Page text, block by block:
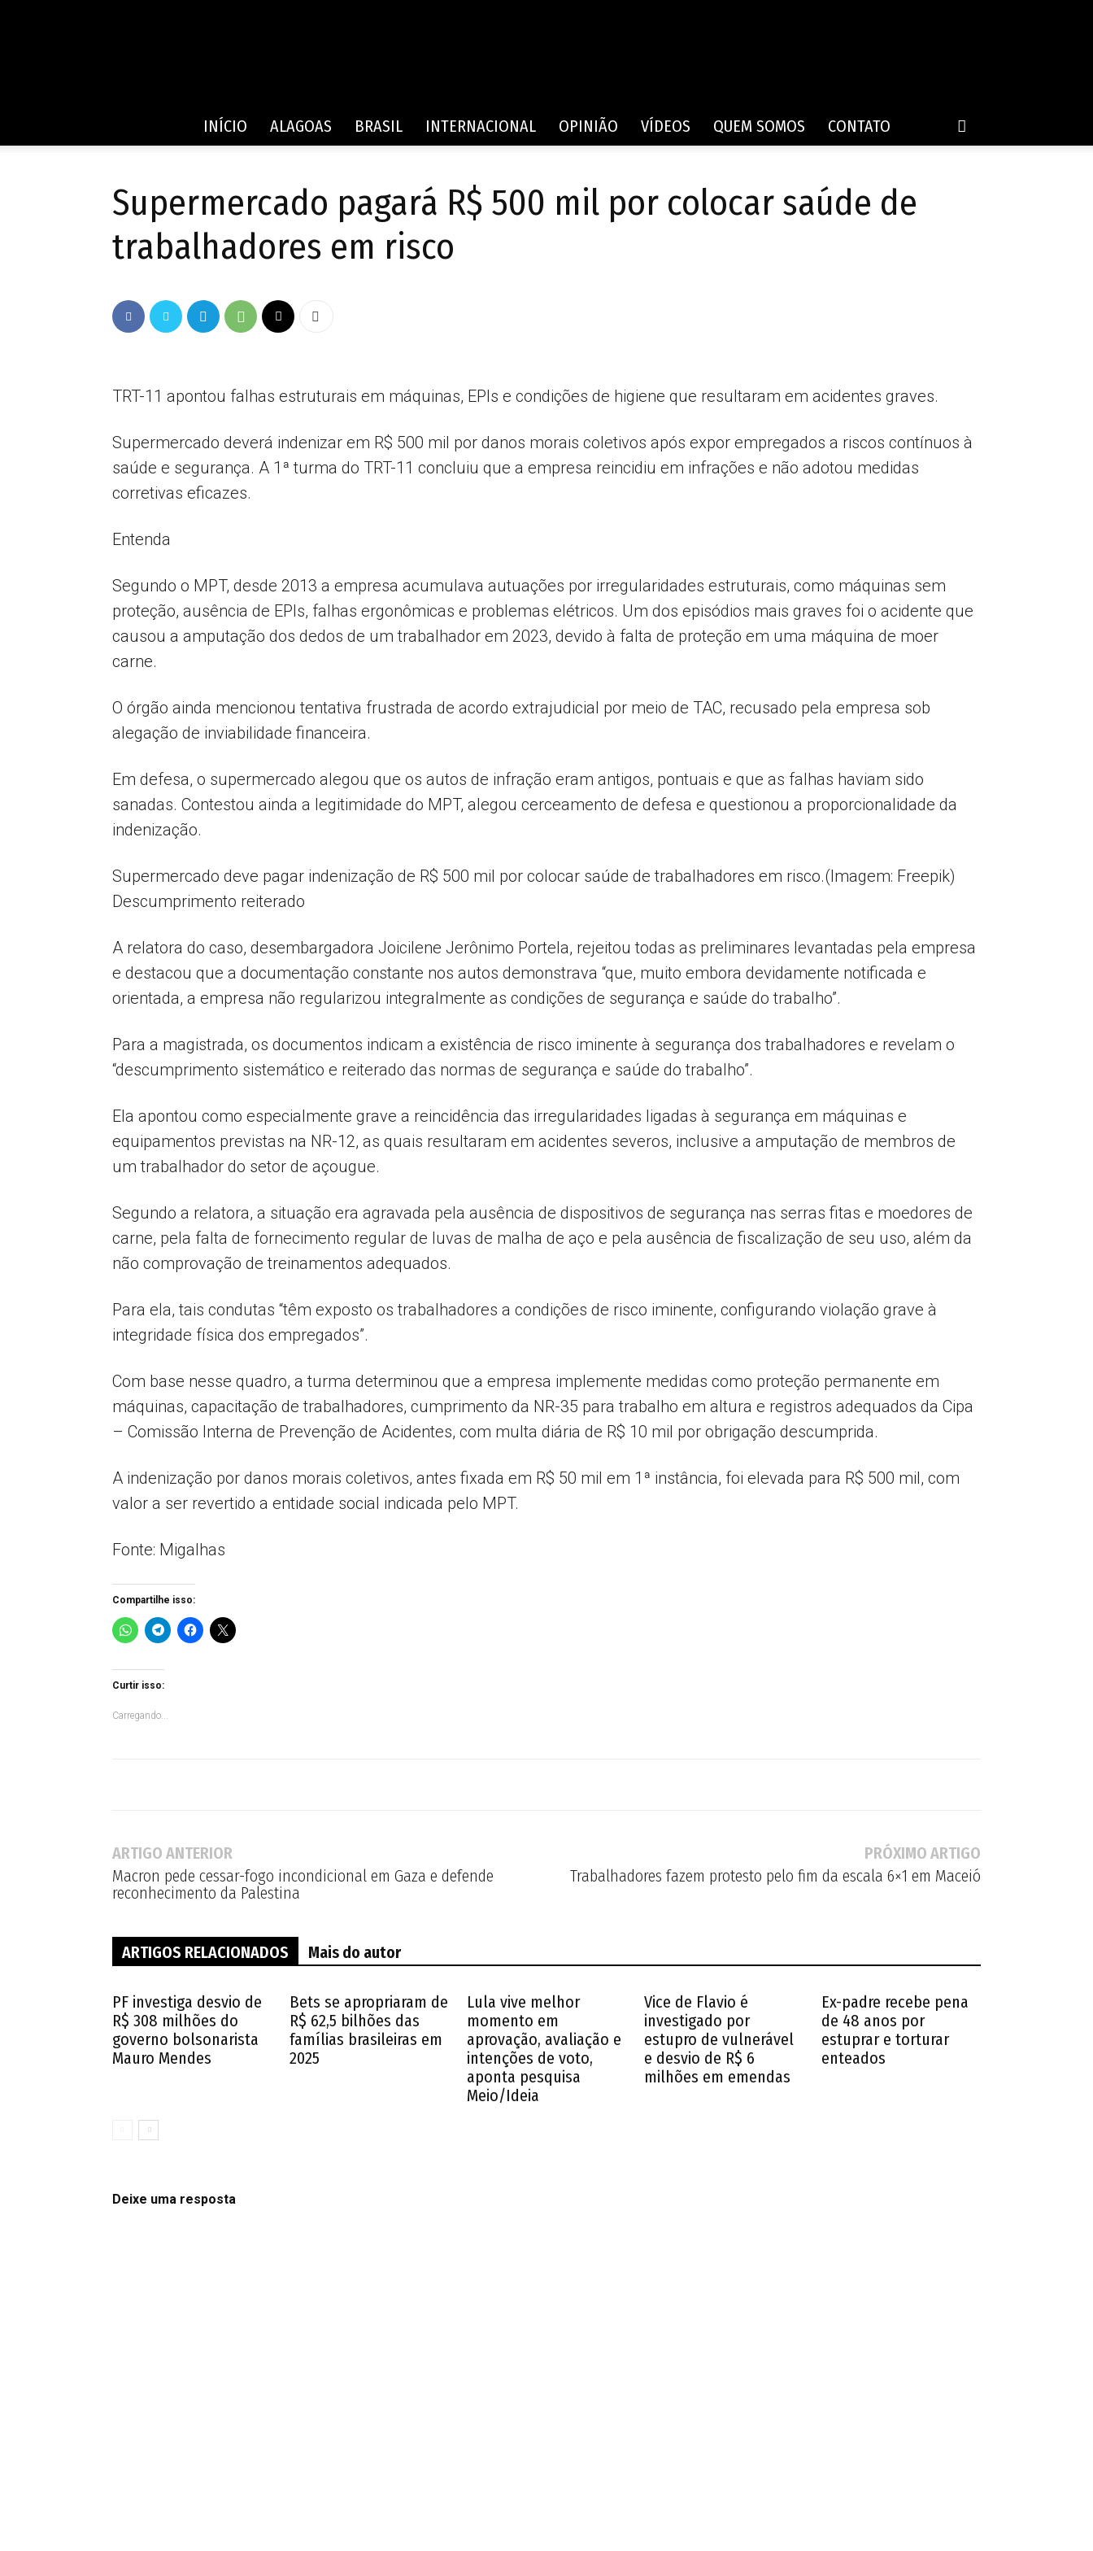
de
AL
INÍCIO ALAGOAS BRASIL INTERNACIONAL OPINIÃO VÍDEOS QUEM SOMOS CONTATO
Supermercado pagará R$ 500 mil por colocar saúde de
trabalhadores em risco
TRT-11 apontou falhas estruturais em máquinas, EPIs e condições de higiene que resultaram em acidentes graves.
Supermercado deverá indenizar em R$ 500 mil por danos morais coletivos após expor empregados a riscos contínuos à
saúde e segurança. A 1ª turma do TRT-11 concluiu que a empresa reincidiu em infrações e não adotou medidas
corretivas eficazes.
Entenda
Segundo o MPT, desde 2013 a empresa acumulava autuações por irregularidades estruturais, como máquinas sem
proteção, ausência de EPIs, falhas ergonômicas e problemas elétricos. Um dos episódios mais graves foi o acidente que
causou a amputação dos dedos de um trabalhador em 2023, devido à falta de proteção em uma máquina de moer
carne.
O órgão ainda mencionou tentativa frustrada de acordo extrajudicial por meio de TAC, recusado pela empresa sob
alegação de inviabilidade financeira.
Em defesa, o supermercado alegou que os autos de infração eram antigos, pontuais e que as falhas haviam sido
sanadas. Contestou ainda a legitimidade do MPT, alegou cerceamento de defesa e questionou a proporcionalidade da
indenização.
Supermercado deve pagar indenização de R$ 500 mil por colocar saúde de trabalhadores em risco.(Imagem: Freepik)
Descumprimento reiterado
A relatora do caso, desembargadora Joicilene Jerônimo Portela, rejeitou todas as preliminares levantadas pela empresa
e destacou que a documentação constante nos autos demonstrava “que, muito embora devidamente notificada e
orientada, a empresa não regularizou integralmente as condições de segurança e saúde do trabalho”.
Para a magistrada, os documentos indicam a existência de risco iminente à segurança dos trabalhadores e revelam o
“descumprimento sistemático e reiterado das normas de segurança e saúde do trabalho”.
Ela apontou como especialmente grave a reincidência das irregularidades ligadas à segurança em máquinas e
equipamentos previstas na NR-12, as quais resultaram em acidentes severos, inclusive a amputação de membros de
um trabalhador do setor de açougue.
Segundo a relatora, a situação era agravada pela ausência de dispositivos de segurança nas serras fitas e moedores de
carne, pela falta de fornecimento regular de luvas de malha de aço e pela ausência de fiscalização de seu uso, além da
não comprovação de treinamentos adequados.
Para ela, tais condutas “têm exposto os trabalhadores a condições de risco iminente, configurando violação grave à
integridade física dos empregados”.
Com base nesse quadro, a turma determinou que a empresa implemente medidas como proteção permanente em
máquinas, capacitação de trabalhadores, cumprimento da NR-35 para trabalho em altura e registros adequados da Cipa
– Comissão Interna de Prevenção de Acidentes, com multa diária de R$ 10 mil por obrigação descumprida.
A indenização por danos morais coletivos, antes fixada em R$ 50 mil em 1ª instância, foi elevada para R$ 500 mil, com
valor a ser revertido a entidade social indicada pelo MPT.
Fonte: Migalhas
Compartilhe isso:
Curtir isso:
Carregando...
ARTIGO ANTERIOR
Macron pede cessar-fogo incondicional em Gaza e defende
reconhecimento da Palestina
PRÓXIMO ARTIGO
Trabalhadores fazem protesto pelo fim da escala 6×1 em Maceió
ARTIGOS RELACIONADOS Mais do autor
PF investiga desvio de
R$ 308 milhões do
governo bolsonarista
Mauro Mendes
Bets se apropriaram de
R$ 62,5 bilhões das
famílias brasileiras em
2025
Lula vive melhor
momento em
aprovação, avaliação e
intenções de voto,
aponta pesquisa
Meio/Ideia
Vice de Flavio é
investigado por
estupro de vulnerável
e desvio de R$ 6
milhões em emendas
Ex-padre recebe pena
de 48 anos por
estuprar e torturar
enteados
Deixe uma resposta